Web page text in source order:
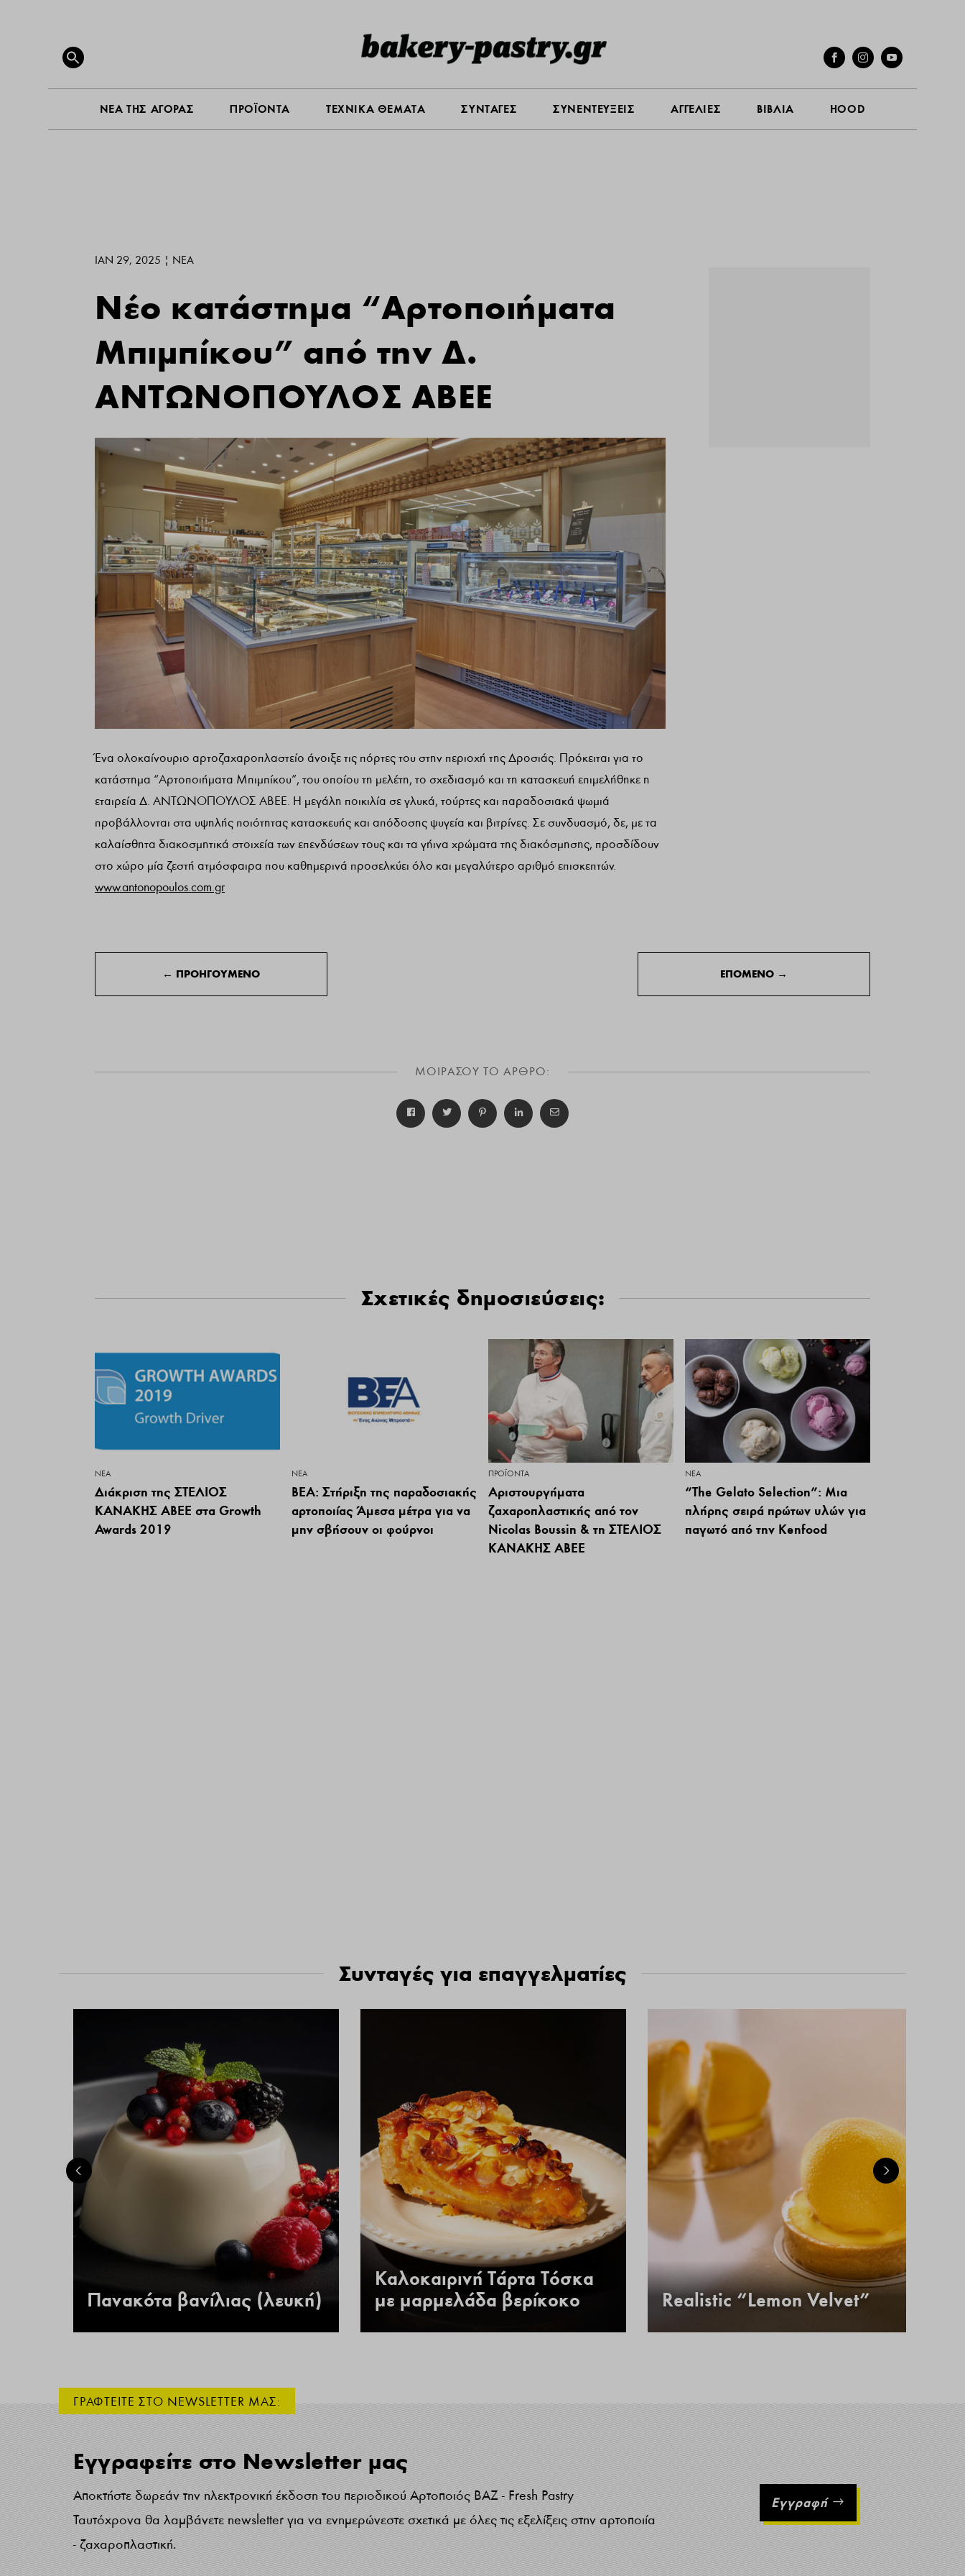
Search
for:
SEARCH BUTTON
ΝΕΑ ΤΗΣ ΑΓΟΡΑΣ ΠΡΟΪΟΝΤΑ ΤΕΧΝΙΚΑ ΘΕΜΑΤΑ ΣΥΝΤΑΓΕΣ ΣΥΝΕΝΤΕΥΞΕΙΣ ΑΓΓΕΛΙΕΣ ΒΙΒΛΙΑ HOOD
HOOD
ΙΑΝ 29, 2025 | ΝΕΑ
Νέο κατάστημα “Αρτοποιήματα
Μπιμπίκου” από την Δ.
ΑΝΤΩΝΟΠΟΥΛΟΣ ΑΒΕΕ
Ένα ολοκαίνουριο αρτοζαχαροπλαστείο άνοιξε τις πόρτες του στην περιοχή της Δροσιάς. Πρόκειται για το
κατάστημα “Αρτοποιήματα Μπιμπίκου”, του οποίου τη μελέτη, το σχεδιασμό και τη κατασκευή επιμελήθηκε η
εταιρεία Δ. ΑΝΤΩΝΟΠΟΥΛΟΣ ΑΒΕΕ. Η μεγάλη ποικιλία σε γλυκά, τούρτες και παραδοσιακά ψωμιά
προβάλλονται στα υψηλής ποιότητας κατασκευής και απόδοσης ψυγεία και βιτρίνες. Σε συνδυασμό, δε, με τα
καλαίσθητα διακοσμητικά στοιχεία των επενδύσεων τους και τα γήινα χρώματα της διακόσμησης, προσδίδουν
στο χώρο μία ζεστή ατμόσφαιρα που καθημερινά προσελκύει όλο και μεγαλύτερο αριθμό επισκεπτών.
www.antonopoulos.com.gr
← ΠΡΟΗΓΟΥΜΕΝΟ ΕΠΟΜΕΝΟ →
ΜΟΙΡΑΣΟΥ ΤΟ ΑΡΘΡΟ:
Σχετικές δημοσιεύσεις:
ΝΕΑ
Διάκριση της ΣΤΕΛΙΟΣ
ΚΑΝΑΚΗΣ ΑΒΕΕ στα Growth
Awards 2019
ΝΕΑ
ΒΕΑ: Στήριξη της παραδοσιακής
αρτοποιίας Άμεσα μέτρα για να
μην σβήσουν οι φούρνοι
ΠΡΟΪΌΝΤΑ
Αριστουργήματα
ζαχαροπλαστικής από τoν
Nicolas Boussin & τη ΣΤΕΛΙΟΣ
ΚΑΝΑΚΗΣ ΑΒΕΕ
ΝΕΑ
“The Gelato Selection”: Μια
πλήρης σειρά πρώτων υλών για
παγωτό από την Kenfood
Συνταγές για επαγγελματίες
Πανακότα βανίλιας (λευκή)
Καλοκαιρινή Τάρτα Τόσκα
με μαρμελάδα βερίκοκο
Realistic “Lemon Velvet”
ΓΡΑΦΤΕΙΤΕ ΣΤΟ NEWSLETTER ΜΑΣ:
Εγγραφείτε στο Newsletter μας
Αποκτήστε δωρεάν την ηλεκτρονική έκδοση του περιοδικού Αρτοποιός ΒΑΖ - Fresh Pastry
Ταυτόχρονα θα λαμβάνετε newsletter για να ενημερώνεστε σχετικά με όλες τις εξελίξεις στην αρτοποιία
- ζαχαροπλαστική.
Εγγραφή